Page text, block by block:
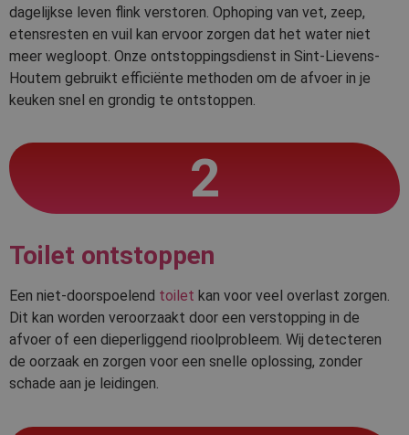
dagelijkse leven flink verstoren. Ophoping van vet, zeep,
etensresten en vuil kan ervoor zorgen dat het water niet
meer wegloopt. Onze ontstoppingsdienst in Sint-Lievens-
Houtem gebruikt efficiënte methoden om de afvoer in je
keuken snel en grondig te ontstoppen.
2
Toilet ontstoppen
Een niet-doorspoelend toilet kan voor veel overlast zorgen.
Dit kan worden veroorzaakt door een verstopping in de
afvoer of een dieperliggend rioolprobleem. Wij detecteren
de oorzaak en zorgen voor een snelle oplossing, zonder
schade aan je leidingen.